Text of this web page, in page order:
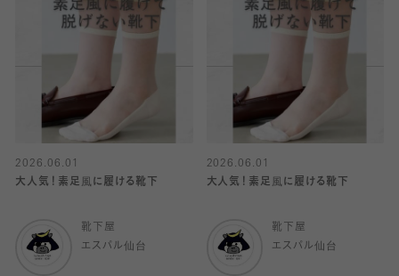
2026.06.01
大人気！素足風に履ける靴下
靴下屋
エスパル仙台
2026.06.01
大人気！素足風に履ける靴下
靴下屋
エスパル仙台